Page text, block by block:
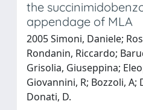
the
appendage of MLA
2005 Simoni, Daniele;
Rondanin, Riccardo;
Grisolia, Giuseppina;
Giovannini, R; Bozzoli, A;
Donati, D.